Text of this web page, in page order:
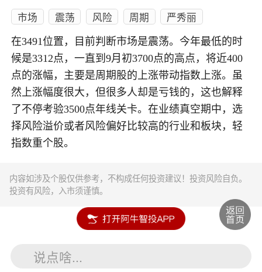
市场 震荡 风险 周期 严秀丽
在3491位置，目前判断市场是震荡。今年最低的时
候是3312点，一直到9月初3700点的高点，将近400
点的涨幅，主要是周期股的上涨带动指数上涨。虽
然上涨幅度很大，但很多人却是亏钱的，这也解释
了不停考验3500点年线关卡。在业绩真空期中，选
择风险溢价或者风险偏好比较高的行业和板块，轻
指数重个股。
内容如涉及个股仅供参考，不构成任何投资建议！投资风险自负。
投资有风险，入市须谨慎。
说点啥...